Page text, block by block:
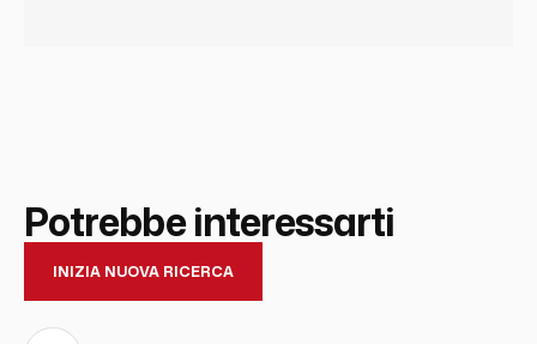
Potrebbe interessarti
INIZIA NUOVA RICERCA